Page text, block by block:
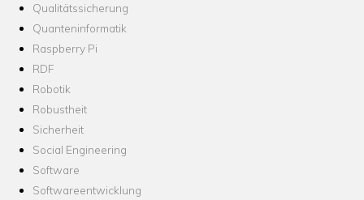
Qualitätssicherung
Quanteninformatik
Raspberry Pi
RDF
Robotik
Robustheit
Sicherheit
Social Engineering
Software
Softwareentwicklung